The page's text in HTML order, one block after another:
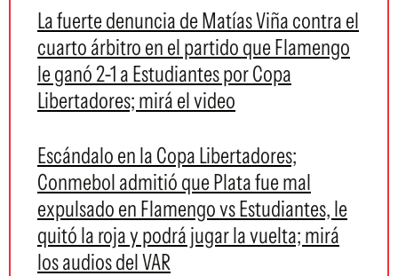
La fuerte denuncia de Matías Viña contra el
cuarto árbitro en el partido que Flamengo
le ganó 2-1 a Estudiantes por Copa
Libertadores; mirá el video
Escándalo en la Copa Libertadores;
Conmebol admitió que Plata fue mal
expulsado en Flamengo vs Estudiantes, le
quitó la roja y podrá jugar la vuelta; mirá
los audios del VAR